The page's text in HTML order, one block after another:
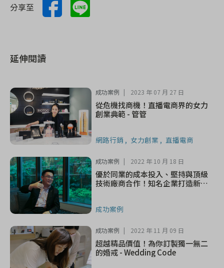
分享至
延伸閱讀
成功案例 2023 年 07 月 27 日
從危機找商機！直播電商界的女力
創業典範 - 管管
網路行銷 女力創業 直播電商
成功案例 2022 年 10 月 18 日
優於同業的成本投入、堅持與頂級
技術廠商合作！知名企業打造新一
成功案例
成功案例 2022 年 11 月 09 日
超越精品價值！為你訂製獨一無二
的婚戒 - Wedding Code